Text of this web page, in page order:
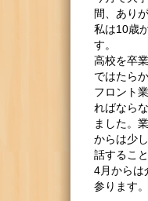
間、あり
私は10歳
す。
高校を卒
ではたら
フロント
ればなら
ました。
からは少
話するこ
4月からは
参ります